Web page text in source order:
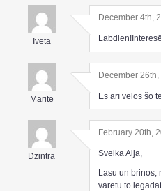
Iveta
December 4th,
Marite
December
Es arī velos šo
Dzintra
February 20th,
Sveika Aija,
Lasu un brinos,
varetu to